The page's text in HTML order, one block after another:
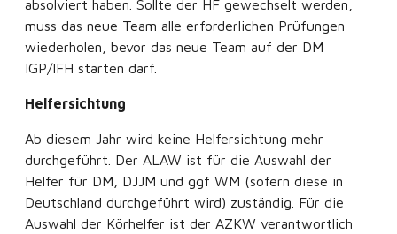
absolviert haben. Sollte der HF gewechselt werden,
muss das neue Team alle erforderlichen Prüfungen
wiederholen, bevor das neue Team auf der DM
IGP/IFH starten darf.
Helfersichtung
Ab diesem Jahr wird keine Helfersichtung mehr
durchgeführt. Der ALAW ist für die Auswahl der
Helfer für DM, DJJM und ggf WM (sofern diese in
Deutschland durchgeführt wird) zuständig. Für die
Auswahl der Körhelfer ist der AZKW verantwortlich